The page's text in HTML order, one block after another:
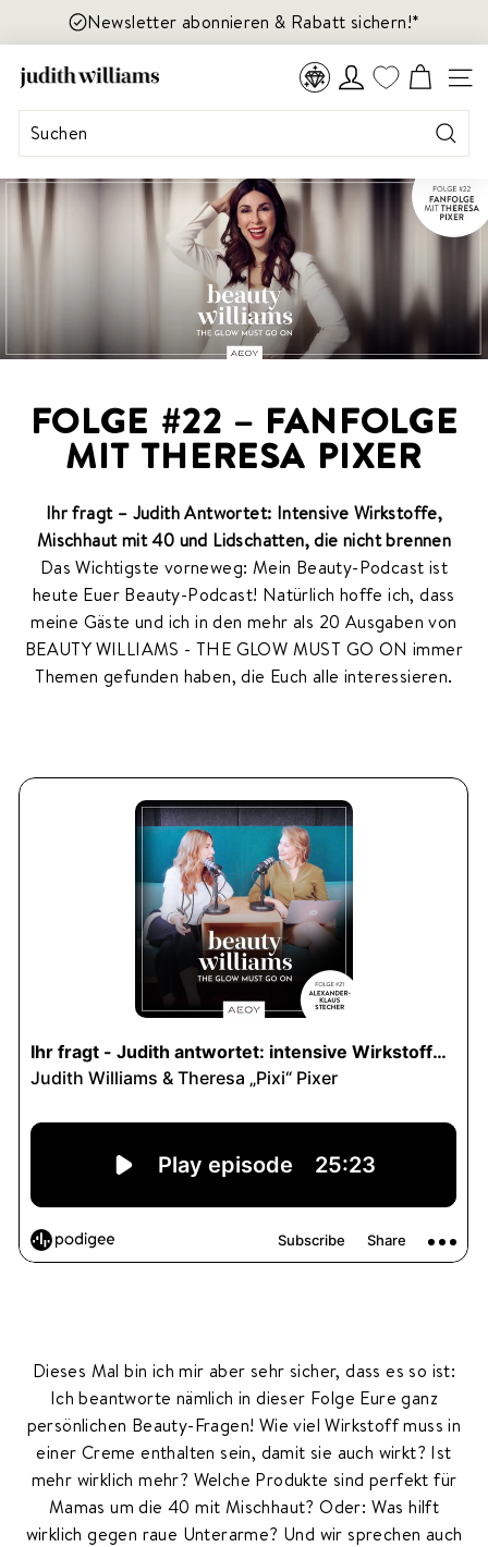
zum
Inhalt
Newsletter abonnieren & Rabatt sichern!*
J
U
D
I
T
H
W
L
I
A
C
M
C
S
TREUEPROGRAMM
FOLGE #22 – FANFOLGE
MIT THERESA PIXER
Ihr fragt – Judith Antwortet: Intensive Wirkstoffe,
Mischhaut mit 40 und Lidschatten, die nicht brennen
Das Wichtigste vorneweg: Mein Beauty-Podcast ist
heute Euer Beauty-Podcast! Natürlich hoffe ich, dass
meine Gäste und ich in den mehr als 20 Ausgaben von
BEAUTY WILLIAMS - THE GLOW MUST GO ON immer
Themen gefunden haben, die Euch alle interessieren.
Dieses Mal bin ich mir aber sehr sicher, dass es so ist:
Ich beantworte nämlich in dieser Folge Eure ganz
persönlichen Beauty-Fragen! Wie viel Wirkstoff muss in
einer Creme enthalten sein, damit sie auch wirkt? Ist
mehr wirklich mehr? Welche Produkte sind perfekt für
Mamas um die 40 mit Mischhaut? Oder: Was hilft
wirklich gegen raue Unterarme? Und wir sprechen auch